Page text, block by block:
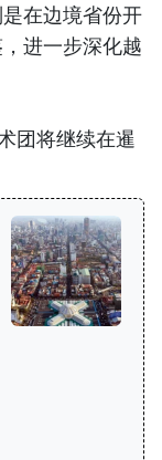
在边境省份开
进一步深化越
团将继续在暹